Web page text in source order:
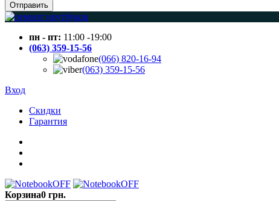
Отправить
пн - пт: 11:00 -19:00
(063) 359-15-56
(066) 820-16-94
(063) 359-15-56
Вход
Скидки
Гарантия
Корзина0 грн.